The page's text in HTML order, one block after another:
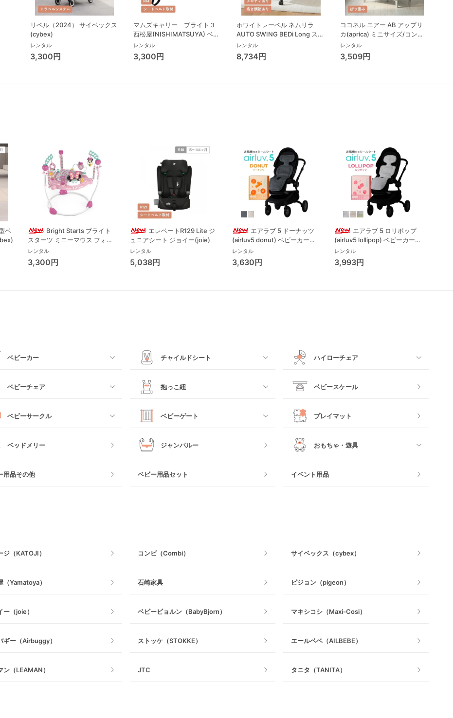
体
リベル（2024） サイベックス
(cybex)
レンタル
3,300円
マムズキャリー ブライト３
西松屋(NISHIMATSUYA) ベビ
ーシート
レンタル
3,300円
ホワイトレーベル ネムリラ
AUTO SWING BEDi Long スリ
ープシェル EG コンビ(Combi)
ハイローチェア・ベビーラック
レンタル
8,734円
ココネル エアー AB アップリ
カ(aprica) ミニサイズ/コンパ
クトベビーベッド
レンタル
3,509円
ベ
Bright Starts ブライト
スターツ ミニーマウス フォー
エバー ベストフレンド ジャン
パー ジャンパルー キッズツー
(Kids2)
レンタル
3,300円
エレベートR129 Lite ジ
ュニアシート ジョイー(joie)
レンタル
5,038円
エアラブ 5 ドーナッツ
(airluv5 donut) ベビーカーそ
の他 ポレッド(Poled)
レンタル
3,630円
エアラブ 5 ロリポップ
(airluv5 lollipop) ベビーカーそ
の他 ポレッド(Poled)
レンタル
3,993円
ベビーカー
カーその他
チャイルドシート
すべて
ジュニアシート
チャイルドシートその他
ハイローチェア
すべて
ベビーチェア 抱っこ紐
すべて
ベビースケール
ベビーサークル ベビーゲート
すべて
プレイマット
ベッドメリー ジャンパルー おもちゃ・遊具
室内遊具
用品その他 ベビー用品セット イベント用品
ジ（KATOJI） コンビ（Combi） サイベックス（cybex）
（Yamatoya） 石崎家具 ピジョン（pigeon）
ー（joie） ベビービョルン（BabyBjorn） マキシコシ（Maxi-Cosi）
ギー（Airbuggy） ストッケ（STOKKE） エールベベ（AILBEBE）
ン（LEAMAN） JTC タニタ（TANITA）